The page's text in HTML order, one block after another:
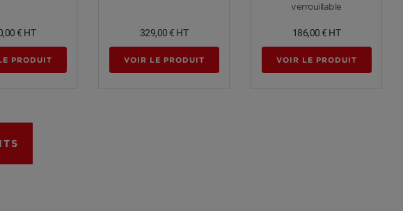
€ HT
PRODUIT
329,00 € HT
VOIR LE PRODUIT
verrouillable
186,00 € HT
VOIR LE PRODUIT